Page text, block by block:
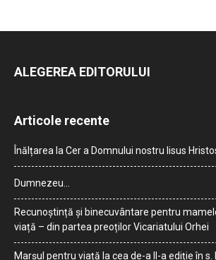
ALEGEREA EDITORULUI
Articole recente
Înălțarea la Cer a Domnului nostru Iisus
Dumnezeu…
Recunoștință și binecuvântare pentru
viață – din partea preoților Vicariatului Orhei
Marșul pentru viață la cea de-a II-a ediție în s.